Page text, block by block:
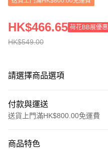
HK$549.00
HK$466.65 荷花BB展優惠
請選擇商品選項
付款與運送
送貨上門滿HK$800.00免運費
信用卡
商品特色